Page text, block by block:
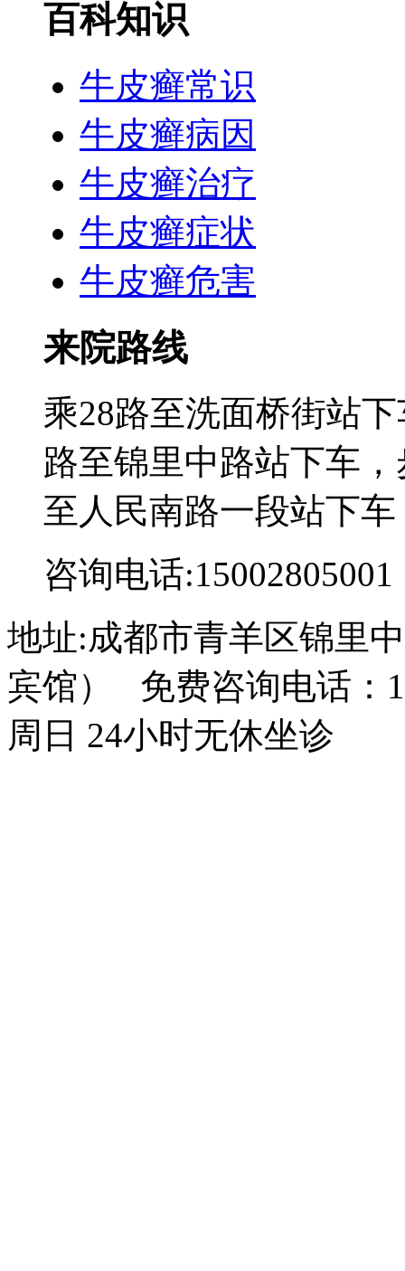
百科知识
牛皮癣常识
牛皮癣病因
牛皮癣治疗
牛皮癣症状
牛皮癣危害
来院路线
乘28路至洗面桥街站
路至锦里中路站下车
至人民南路一段站下
咨询电话:15002805001
地址:成都市青羊区锦里
宾馆） 免费咨询电话：
周日 24小时无休坐诊